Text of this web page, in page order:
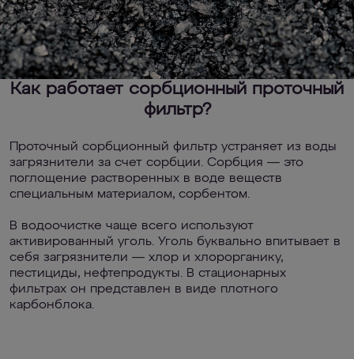
Как работает сорбционный проточный
фильтр?
Проточный сорбционный фильтр устраняет из воды
загрязнители за счет сорбции. Сорбция — это
поглощение растворенных в воде веществ
специальным материалом, сорбентом.
В водоочистке чаще всего используют
активированный уголь. Уголь буквально впитывает в
себя загрязнители — хлор и хлорорганику,
пестициды, нефтепродукты. В стационарных
фильтрах он представлен в виде плотного
карбонблока.